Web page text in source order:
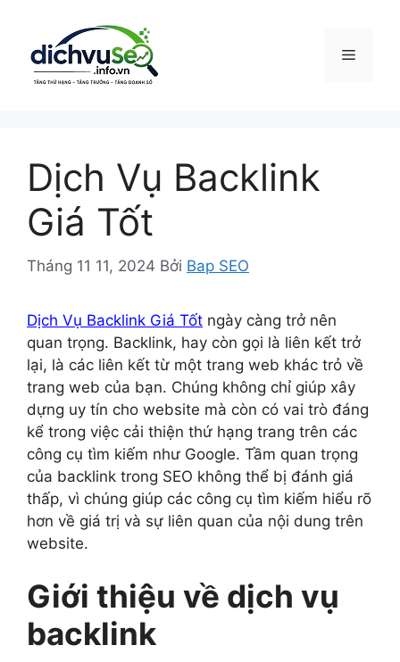
dung
Menu
Dịch Vụ Backlink
Giá Tốt
Tháng 11 11, 2024 Bởi Bap SEO
Dịch Vụ Backlink Giá Tốt ngày càng trở nên
quan trọng. Backlink, hay còn gọi là liên kết trở
lại, là các liên kết từ một trang web khác trỏ về
trang web của bạn. Chúng không chỉ giúp xây
dựng uy tín cho website mà còn có vai trò đáng
kể trong việc cải thiện thứ hạng trang trên các
công cụ tìm kiếm như Google. Tầm quan trọng
của backlink trong SEO không thể bị đánh giá
thấp, vì chúng giúp các công cụ tìm kiếm hiểu rõ
hơn về giá trị và sự liên quan của nội dung trên
website.
Giới thiệu về dịch vụ
backlink